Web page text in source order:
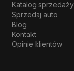
Katalog sprzedaży
Sprzedaj auto
Blog
Kontakt
Opinie klientów